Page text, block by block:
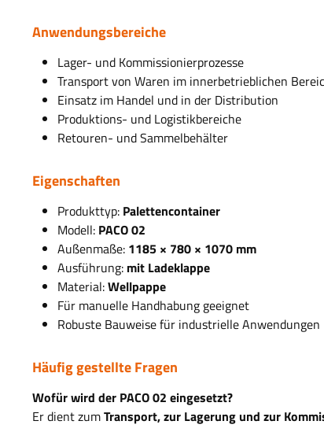
Anwendungsbereiche
Lager- und Kommissionierprozesse
Transport von Waren im innerbetrieblichen
Einsatz im Handel und in der Distribution
Produktions- und Logistikbereiche
Retouren- und Sammelbehälter
Eigenschaften
Produkttyp: Palettencontainer
Modell: PACO 02
Außenmaße: 1185 × 780 × 1070 mm
Ausführung: mit Ladeklappe
Material:Wellpappe
Für manuelle Handhabung geeignet
Robuste Bauweise für industrielle Anwendungen
Häufig gestellte Fragen
Wofür wird der PACO 02 eingesetzt?
Er dient zumTransport, zur Lagerung und zur